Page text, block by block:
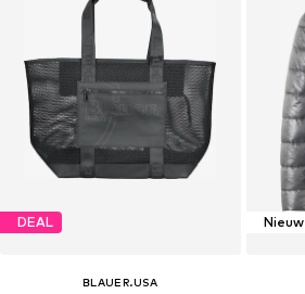
DEAL
BLAUER.USA
Nieuw